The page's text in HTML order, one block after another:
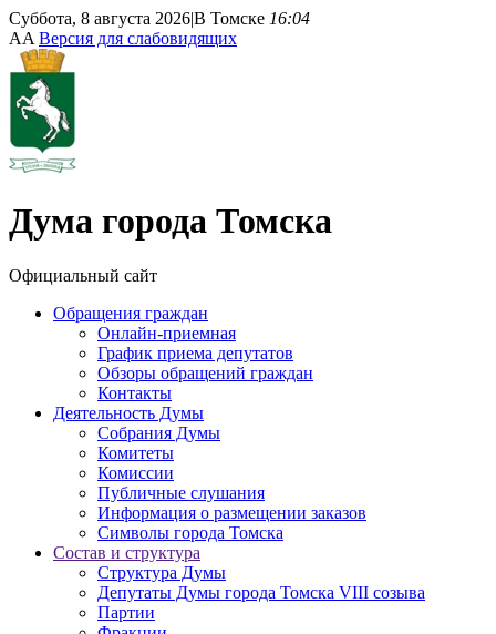
Суббота, 8 августа 2026|В Томске 16:04
AA Версия для слабовидящих
Дума города Томска
Официальный сайт
Обращения граждан
Онлайн-приемная
График приема депутатов
Обзоры обращений граждан
Контакты
Деятельность Думы
Собрания Думы
Комитеты
Комиссии
Публичные слушания
Информация о размещении заказов
Символы города Томска
Состав и структура
Структура Думы
Депутаты Думы города Томска VIII созыва
Партии